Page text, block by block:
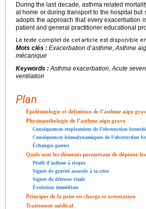
During the last decade, asthma related
at home or during transport to the hospital
adopts the approach that every exacerbation
patient and general practitioner educational
Le texte complet de cet article est disponible en
Mots clés : Exacerbation d’asthme, Asthme
mécanique
Keywords : Asthma exacerbation, Acute
ventilation
Plan
Épidémiologie et définition de l’asthme aigu
Physiopathologie de l’asthme aigu grave
Conséquences respiratoires de l’obstruction
Conséquences hémodynamiques de l’obstruction
Échanges gazeux
Quels sont les éléments permettant de dépister
Profil d’asthme à risque
Signes de gravité associés à la crise
Signes de détresse vitale
Évolution immédiate
Principes de la prise en charge et orientation
Traitement médical